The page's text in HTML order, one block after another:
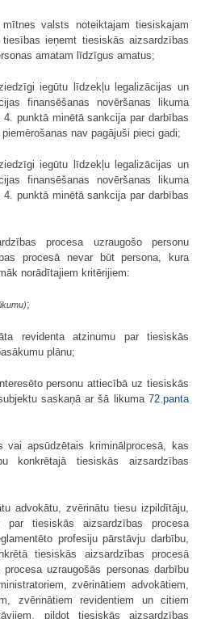
valsts noteiktajam tiesiskajam
ieņemt tiesiskās aizsardzības
amatam līdzīgus amatus;
iegūtu līdzekļu legalizācijas un
finansēšanas novēršanas likuma
4. punktā minētā sankcija par darbības
nav pagājuši pieci gadi;
iegūtu līdzekļu legalizācijas un
finansēšanas novēršanas likuma
4. punktā minētā sankcija par darbības
procesa uzraugošo personu
procesā nevar būt persona, kura
norādītajiem kritērijiem:
likumu);
revidenta atzinumu par tiesiskās
plānu;
personu attiecībā uz tiesiskās
saskaņā ar šā likuma 72.panta
vai apsūdzētais kriminālprocesā, kas
tiesiskās aizsardzības
advokātu, zvērinātu tiesu izpildītāju,
tiesiskās aizsardzības procesa
profesiju pārstāvju darbību,
tiesiskās aizsardzības procesā
uzraugošās personas darbību
zvērinātiem advokātiem,
zvērinātiem revidentiem un citiem
pildot tiesiskās aizsardzības